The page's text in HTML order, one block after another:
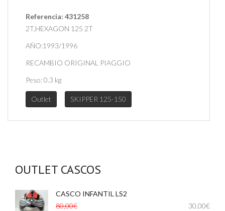
Referencia: 431258
2T,HEXAGON 125 2T
AÑO:1993/1996
RECAMBIO ORIGINAL PIAGGIO
Peso:0.3 kg
Outlet SKIPPER 125-150
OUTLET CASCOS
CASCO INFANTIL LS2
80,00€
30,00€